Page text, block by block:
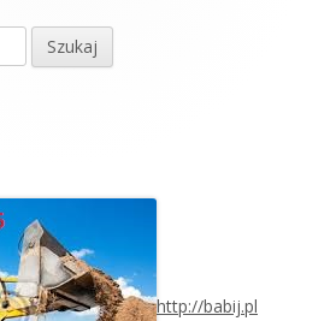
http://babij.pl